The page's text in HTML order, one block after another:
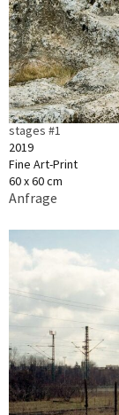
stages #1
2019
Fine Art-Print
60 x 60 cm
Anfrage